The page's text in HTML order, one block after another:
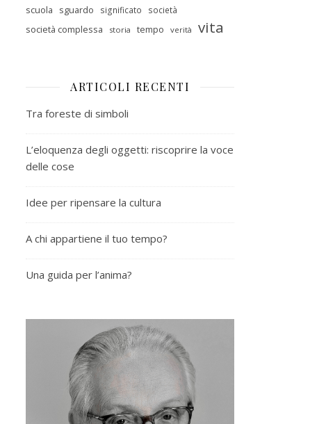
scuola sguardo significato società
società complessa storia tempo verità vita
ARTICOLI RECENTI
Tra foreste di simboli
L’eloquenza degli oggetti: riscoprire la voce
delle cose
Idee per ripensare la cultura
A chi appartiene il tuo tempo?
Una guida per l’anima?